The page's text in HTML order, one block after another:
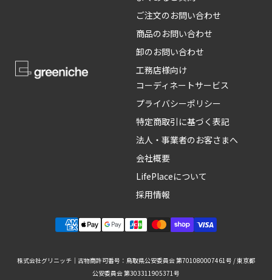
ご注文のお問い合わせ
商品のお問い合わせ
卸のお問い合わせ
工務店様向け
コーディネートサービス
プライバシーポリシー
特定商取引に基づく表記
法人・事業者のお客さまへ
会社概要
LifePlaceについて
採用情報
株式会社グリニッチ｜古物商許可番号：鳥取県公安委員会 第701080007461号 / 東京都
公安委員会 第303311905371号